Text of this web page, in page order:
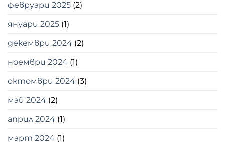
февруари 2025 (2)
януари 2025 (1)
декември 2024 (2)
ноември 2024 (1)
октомври 2024 (3)
май 2024 (2)
април 2024 (1)
март 2024 (1)